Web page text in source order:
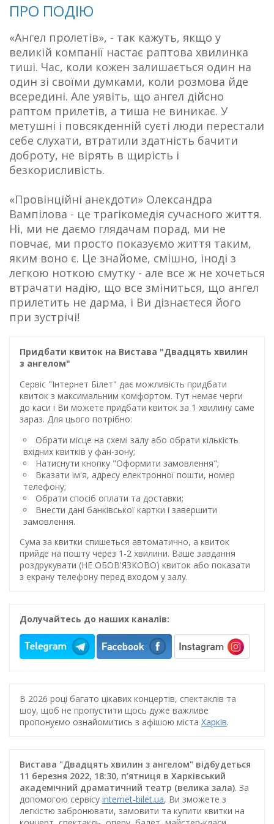
ПРО ПОДІЮ
«Ангел пролетів», - так кажуть, якщо у
великій компанії настає раптова хвилинка
тиші. Час, коли кожен залишається один на
один зі своїми думками, коли розмова йде
всередині. Але уявіть, що ангел дійсно
раптом прилетів, а тиша не виникає. У
метушні і повсякденній суєті люди перестали
себе слухати, втратили здатність бачити
доброту, не вірять в щирість і
безкорисливість.
«Провінційні анекдоти» Олександра
Вампілова - це трагікомедія сучасного життя.
Ні, ми не даємо глядачам порад, ми не
повчає, ми просто показуємо життя таким,
яким воно є. Це знайоме, смішно, іноді з
легкою ноткою смутку - але все ж не хочеться
втрачати надію, що все зміниться, що ангел
прилетить не дарма, і Ви дізнаєтеся його
при зустрічі!
Придбати квиток на Вистава "Двадцять хвилин
з ангелом"
Сервіс "Інтернет Білет" дає можливість придбати
квиток з максимальним комфортом. Тут немає черги
до каси і Ви можете придбати квиток за 1 хвилину саме
зараз. Для цього потрібно:
Обрати місце на схемі залу або обрати кількість
вхідних квитків у фан-зону;
Натиснути кнопку "Оформити замовлення";
Вказати ім'я, адресу електронної пошти, номер
телефону;
Обрати спосіб оплати та доставки;
Внести дані банківської картки і завершити
замовлення.
Сума за квитки спишеться автоматично, а квиток
прийде на пошту через 1-2 хвилини. Ваше завдання
роздрукувати (НЕ ОБОВ'ЯЗКОВО) квиток або показати
з екрану телефону перед входом у залу.
Долучайтесь до наших каналів:
В 2026 році багато цікавих концертів, спектаклів та
шоу, щоб не пропустити щось дуже важливе
пропонуємо ознайомитись з афішою міста Харків.
Вистава "Двадцять хвилин з ангелом" відбудеться
11 березня 2022, 18:30, п’ятниця в Харківський
академічний драматичний театр (велика зала). За
допомогою сервісу internet-bilet.ua, Ви зможете з
легкістю забронювати, замовити та купити квитки на